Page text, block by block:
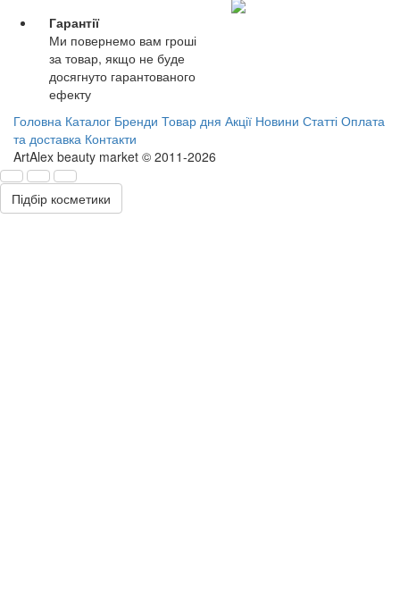
Гарантії
Ми повернемо вам гроші
за товар, якщо не буде
досягнуто гарантованого
ефекту
Головна Каталог Бренди Товар дня Акції Новини Статті Оплата
та доставка Контакти
ArtAlex beauty market © 2011-2026
Підбір косметики